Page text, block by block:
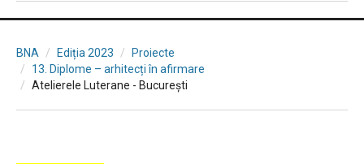
BNA Ediția 2023
Proiecte
13. Diplome – arhitecți în afirmare
Atelierele Luterane - București